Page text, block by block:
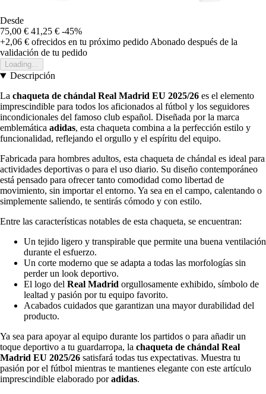
Desde
75,00 € 41,25 € -45%
+2,06 € ofrecidos en tu próximo pedido Abonado después de la
validación de tu pedido
Loading...
Descripción
La chaqueta de chándal Real Madrid EU 2025/26 es el elemento
imprescindible para todos los aficionados al fútbol y los seguidores
incondicionales del famoso club español. Diseñada por la marca
emblemática adidas, esta chaqueta combina a la perfección estilo y
funcionalidad, reflejando el orgullo y el espíritu del equipo.
Fabricada para hombres adultos, esta chaqueta de chándal es ideal para
actividades deportivas o para el uso diario. Su diseño contemporáneo
está pensado para ofrecer tanto comodidad como libertad de
movimiento, sin importar el entorno. Ya sea en el campo, calentando o
simplemente saliendo, te sentirás cómodo y con estilo.
Entre las características notables de esta chaqueta, se encuentran:
Un tejido ligero y transpirable que permite una buena ventilación
durante el esfuerzo.
Un corte moderno que se adapta a todas las morfologías sin
perder un look deportivo.
El logo del Real Madrid orgullosamente exhibido, símbolo de
lealtad y pasión por tu equipo favorito.
Acabados cuidados que garantizan una mayor durabilidad del
producto.
Ya sea para apoyar al equipo durante los partidos o para añadir un
toque deportivo a tu guardarropa, la chaqueta de chándal Real
Madrid EU 2025/26 satisfará todas tus expectativas. Muestra tu
pasión por el fútbol mientras te mantienes elegante con este artículo
imprescindible elaborado poradidas.